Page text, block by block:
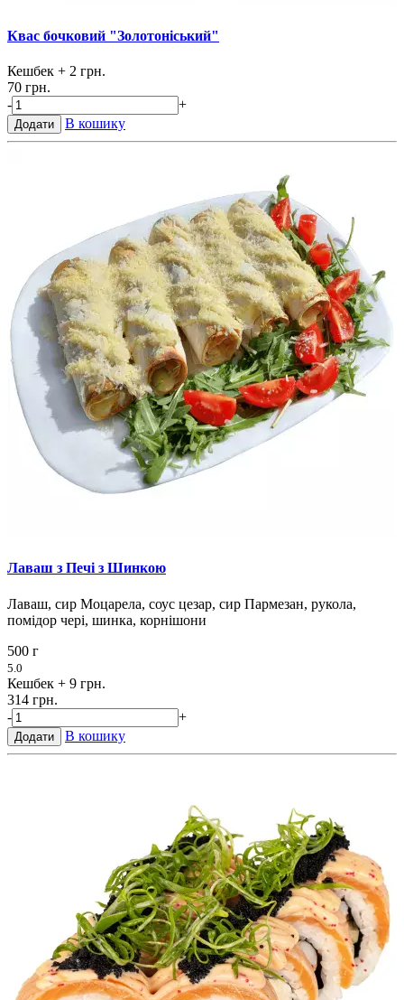
Квас бочковий "Золотоніський"
Кешбек + 2 грн.
70 грн.
-
+
Додати В кошику
Лаваш з Печі з Шинкою
Лаваш, сир Моцарела, соус цезар, сир Пармезан, рукола,
помідор чері, шинка, корнішони
500 г
5.0
Кешбек + 9 грн.
314 грн.
-
+
Додати В кошику